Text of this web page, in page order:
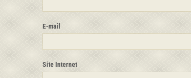
E-mail
Site Internet